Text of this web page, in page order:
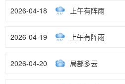
2026-04-18 上午有阵雨
2026-04-19 上午有阵雨
2026-04-20 局部多云